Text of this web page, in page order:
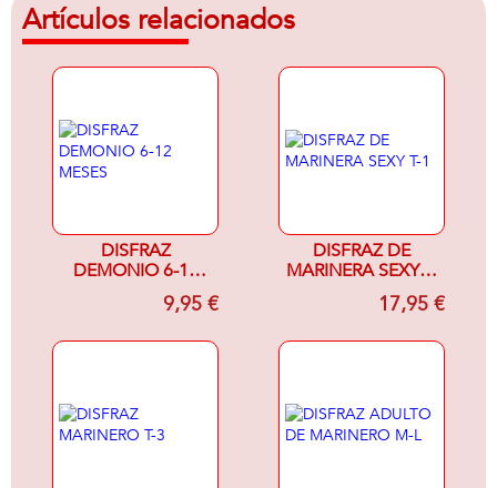
Artículos relacionados
DISFRAZ
DEMONIO 6-12
9,95 €
DISFRAZ DE
MARINERA SEXY T-
17,95 €